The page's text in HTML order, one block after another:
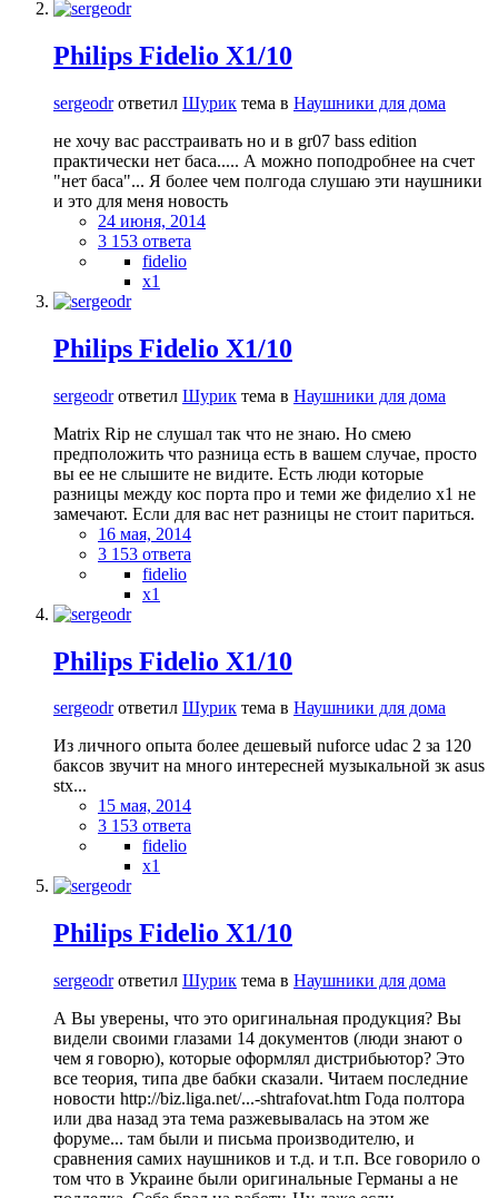
Philips Fidelio X1/10
sergeodrответил Шурик тема в Наушники для дома
не хочу вас расстраивать но и в gr07 bass edition
практически нет баса..... А можно поподробнее на счет
"нет баса"... Я более чем полгода слушаю эти наушники
и это для меня новость
24 июня, 2014
3 153 ответа
fidelio
x1
Philips Fidelio X1/10
sergeodrответил Шурик тема в Наушники для дома
Matrix Rip не слушал так что не знаю. Но смею
предположить что разница есть в вашем случае, просто
вы ее не слышите не видите. Есть люди которые
разницы между кос порта про и теми же фиделио х1 не
замечают. Если для вас нет разницы не стоит париться.
16 мая, 2014
3 153 ответа
fidelio
x1
Philips Fidelio X1/10
sergeodrответил Шурик тема в Наушники для дома
Из личного опыта более дешевый nuforce udac 2 за 120
баксов звучит на много интересней музыкальной зк asus
stx...
15 мая, 2014
3 153 ответа
fidelio
x1
Philips Fidelio X1/10
sergeodrответил Шурик тема в Наушники для дома
А Вы уверены, что это оригинальная продукция? Вы
видели своими глазами 14 документов (люди знают о
чем я говорю), которые оформлял дистрибьютор? Это
все теория, типа две бабки сказали. Читаем последние
новости http://biz.liga.net/...-shtrafovat.htm Года полтора
или два назад эта тема разжевывалась на этом же
форуме... там были и письма производителю, и
сравнения самих наушников и т.д. и т.п. Все говорило о
том что в Украине были оригинальные Германы а не